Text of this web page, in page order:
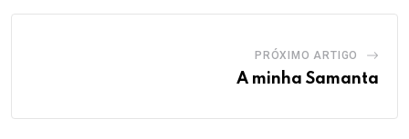
PRÓXIMO ARTIGO
A minha Samanta